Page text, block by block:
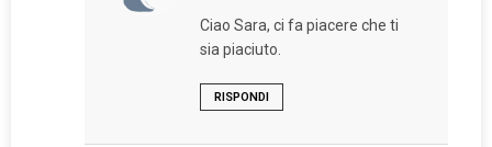
Ciao Sara, ci fa piacere che ti
sia piaciuto.
RISPONDI